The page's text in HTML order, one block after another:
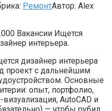
РемонтАвтор: Alex
Вакансии Ищется
интерьера.
дизайнер интерьера
проект с дальнейшим
Основные
опыт, портфолио,
визуализация, AutoCAD и